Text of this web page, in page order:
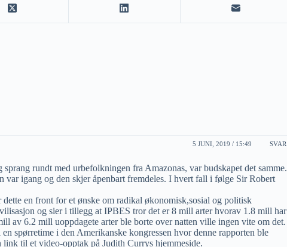
5 JUNI, 2019 / 15:49 SVAR
sprang rundt med urbefolkningen fra Amazonas, var budskapet det samme.
var igang og den skjer åpenbart fremdeles. I hvert fall i følge Sir Robert
en front for et ønske om radikal økonomisk,sosial og politisk
og sier i tillegg at IPBES tror det er 8 mill arter hvorav 1.8 mill har
av 6.2 mill uoppdagete arter ble borte over natten ville ingen vite om det.
spørretime i den Amerikanske kongressen hvor denne rapporten ble
link til et video-opptak på Judith Currys hjemmeside.